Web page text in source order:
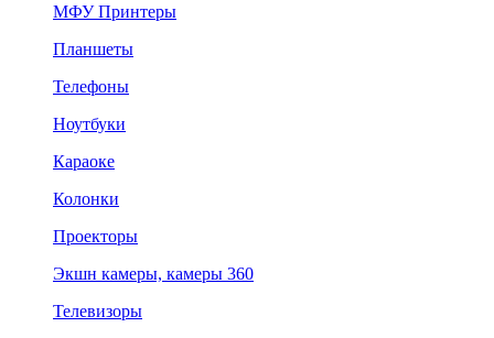
МФУ Принтеры
Планшеты
Телефоны
Ноутбуки
Караоке
Колонки
Проекторы
Экшн камеры, камеры 360
Телевизоры